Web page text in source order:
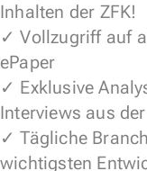
Inhalten der ZFK!
✓ Vollzugriff auf
ePaper
✓ Exklusive
Interviews aus
✓ Tägliche
wichtigsten